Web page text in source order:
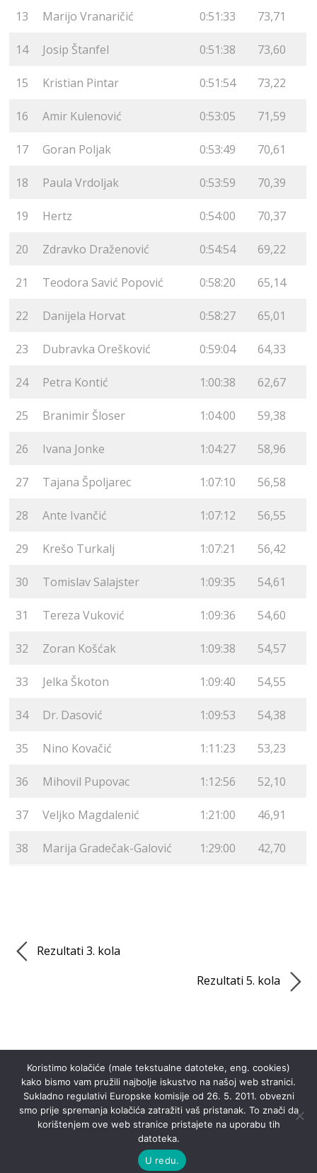
13 Marijo Vranaričić 0:51:33 73,71
14 Josip Štanfel 0:51:38 73,60
15 Kristian Pintar 0:51:54 73,22
16 Amir Kulenović 0:53:05 71,59
17 Goran Poljak 0:53:49 70,61
18 Paula Vrdoljak 0:53:59 70,39
19 Hertz 0:54:00 70,37
20 Zdravko Draženović 0:54:54 69,22
21 Teodora Savić Popović 0:58:20 65,14
22 Danijela Horvat 0:58:27 65,01
23 Dubravka Orešković 0:59:04 64,33
24 Petra Kontić 1:00:38 62,67
25 Branimir Šloser 1:04:00 59,38
26 Ivana Jonke 1:04:27 58,96
27 Tajana Špoljarec 1:07:10 56,58
28 Ante Ivančić 1:07:12 56,55
29 Krešo Turkalj 1:07:21 56,42
30 Tomislav Salajster 1:09:35 54,61
31 Tereza Vuković 1:09:36 54,60
32 Zoran Košćak 1:09:38 54,57
33 Jelka Škoton 1:09:40 54,55
34 Dr. Dasović 1:09:53 54,38
35 Nino Kovačić 1:11:23 53,23
36 Mihovil Pupovac 1:12:56 52,10
37 Veljko Magdalenić 1:21:00 46,91
38 Marija Gradečak-Galović 1:29:00 42,70
Rezultati 3. kola
Rezultati 5. kola
Noćna liga Dotka
Koristimo kolačiće (male tekstualne datoteke, eng. cookies)
kako bismo vam pružili najbolje iskustvo na našoj web stranici.
Sukladno regulativi Europske komisije od 26. 5. 2011. obvezni
smo prije spremanja kolačića zatražiti vaš pristanak. To znači da
korištenjem ove web stranice pristajete na uporabu tih
datoteka.
U redu.